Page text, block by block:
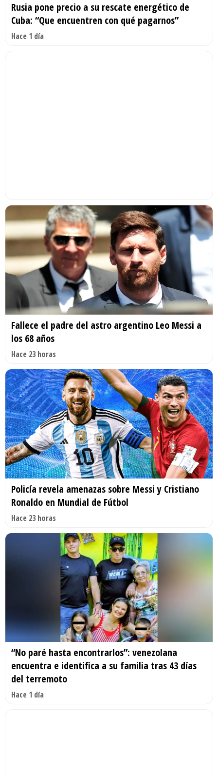
Rusia pone precio a su rescate energético de
Cuba: “Que encuentren con qué pagarnos”
Hace 1 día
Fallece el padre del astro argentino Leo Messi a
los 68 años
Hace 23 horas
Policía revela amenazas sobre Messi y Cristiano
Ronaldo en Mundial de Fútbol
Hace 23 horas
“No paré hasta encontrarlos”: venezolana
encuentra e identifica a su familia tras 43 días
del terremoto
Hace 1 día